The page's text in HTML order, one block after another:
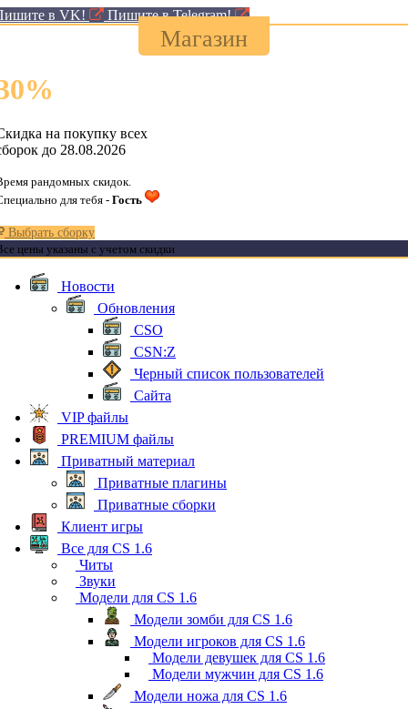
в VK! Пишите в Telegram!
Магазин
%
на покупку всех
до 28.08.2026
рандомных скидок.
для тебя - Гость
Выбрать сборку
цены указаны с учетом скидки
Новости
Обновления
CSO
CSN:Z
Черный список пользователей
Сайта
VIP файлы
PREMIUM файлы
Приватный материал
Приватные плагины
Приватные сборки
Клиент игры
Все для CS 1.6
Читы
Звуки
Модели для CS 1.6
Модели зомби для CS 1.6
Модели игроков для CS 1.6
Модели девушек для CS 1.6
Модели мужчин для CS 1.6
Модели ножа для CS 1.6